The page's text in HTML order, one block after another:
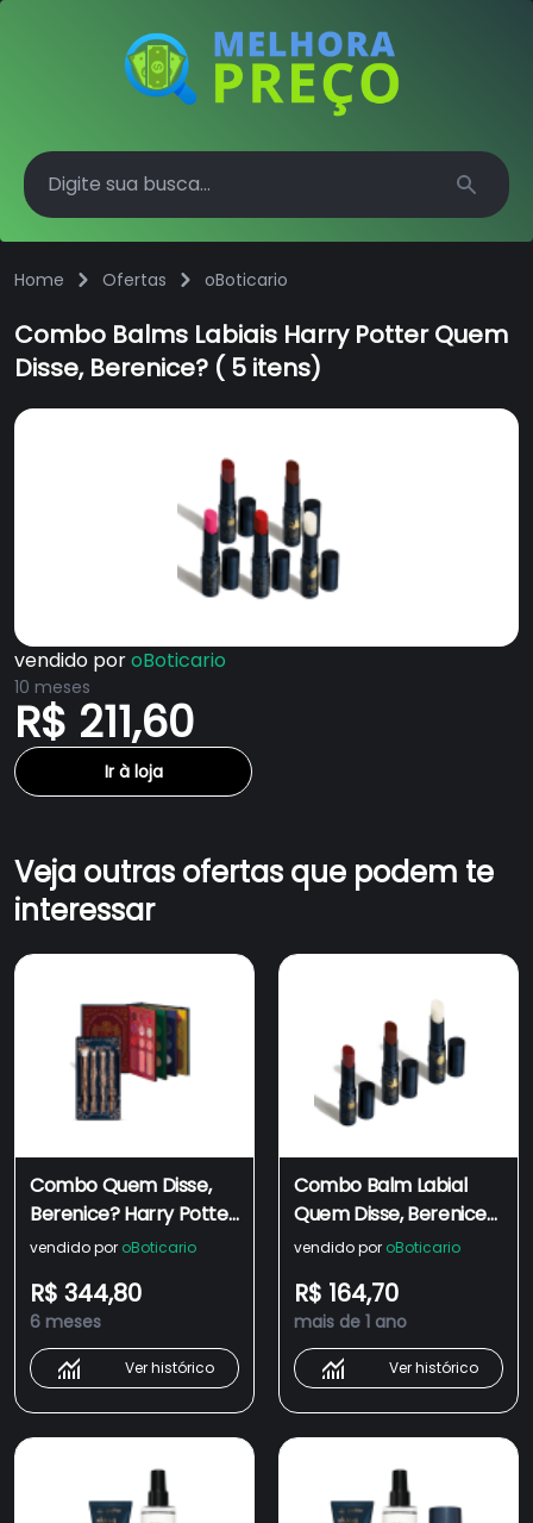
Search
Home Ofertas oBoticario
Combo Balms Labiais Harry Potter Quem
Disse, Berenice? ( 5 itens)
vendido poroBoticario
10 meses
R$ 211,60
Ir à loja
Veja outras ofertas que podem te
interessar
Combo Quem Disse,
Berenice? Harry Potter:
Paleta Mufituncional
vendido por oBoticario
R$ 344,80
6 meses
Ver histórico
Combo Balm Labial
Quem Disse, Berenice?
Harry Potter (3 itens)
vendido por oBoticario
R$ 164,70
mais de 1 ano
Ver histórico